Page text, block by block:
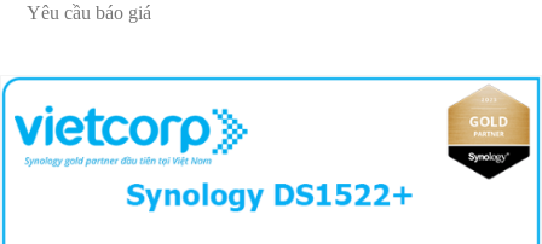
Yêu cầu báo giá